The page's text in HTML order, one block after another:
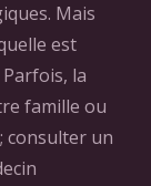
Mais
est
la
famille ou
consulter un